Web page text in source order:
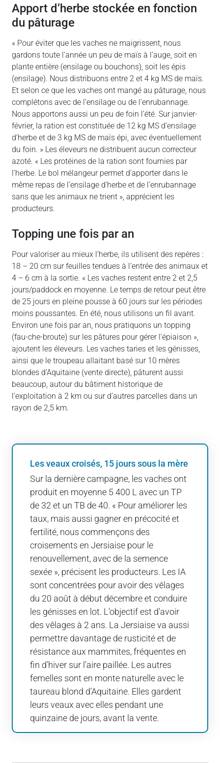
Apport d’herbe stockée en fonction
du pâturage
« Pour éviter que les vaches ne maigrissent, nous
gardons toute l’année un peu de maïs à l’auge, soit en
plante entière (ensilage ou bouchons), soit les épis
(ensilage). Nous distribuons entre 2 et 4 kg MS de maïs.
Et selon ce que les vaches ont mangé au pâturage, nous
complétons avec de l’ensilage ou de l’enrubannage.
Nous apportons aussi un peu de foin l’été. Sur janvier-
février, la ration est constituée de 12 kg MS d’ensilage
d’herbe et de 3 kg MS de maïs épi, avec éventuellement
du foin. » Les éleveurs ne distribuent aucun correcteur
azoté. « Les protéines de la ration sont fournies par
l’herbe. Le bol mélangeur permet d’apporter dans le
même repas de l’ensilage d’herbe et de l’enrubannage
sans que les animaux ne trient », apprécient les
producteurs.
Topping une fois par an
Pour valoriser au mieux l’herbe, ils utilisent des repères :
18 – 20 cm sur feuilles tendues à l’entrée des animaux et
4 – 6 cm à la sortie. « Les vaches restent entre 2 et 2,5
jours/paddock en moyenne. Le temps de retour peut être
de 25 jours en pleine pousse à 60 jours sur les périodes
moins poussantes. En été, nous utilisons un fil avant.
Environ une fois par an, nous pratiquons un topping
(fau-che-broute) sur les pâtures pour gérer l’épiaison »,
ajoutent les éleveurs. Les vaches taries et les génisses,
ainsi que le troupeau allaitant basé sur 10 mères
blondes d’Aquitaine (vente directe), pâturent aussi
beaucoup, autour du bâtiment historique de
l’exploitation à 2 km ou sur d’autres parcelles dans un
rayon de 2,5 km.
Les veaux croisés, 15 jours sous la mère
Sur la dernière campagne, les vaches ont
produit en moyenne 5 400 L avec un TP
de 32 et un TB de 40. « Pour améliorer les
taux, mais aussi gagner en précocité et
fertilité, nous commençons des
croisements en Jersiaise pour le
renouvellement, avec de la semence
sexée », précisent les producteurs. Les IA
sont concentrées pour avoir des vêlages
du 20 août à début décembre et conduire
les génisses en lot. L’objectif est d’avoir
des vêlages à 2 ans. La Jersiaise va aussi
permettre davantage de rusticité et de
résistance aux mammites, fréquentes en
fin d’hiver sur l’aire paillée. Les autres
femelles sont en monte naturelle avec le
taureau blond d’Aquitaine. Elles gardent
leurs veaux avec elles pendant une
quinzaine de jours, avant la vente.